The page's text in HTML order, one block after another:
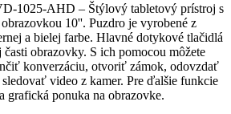
1025-AHD – Štýlový tabletový prístroj s
10''. Puzdro je vyrobené z
a bielej farbe. Hlavné dotykové tlačidlá
časti obrazovky. S ich pomocou môžete
konverzáciu, otvoriť zámok, odovzdať
video z kamer. Pre ďalšie funkcie
grafická ponuka na obrazovke.